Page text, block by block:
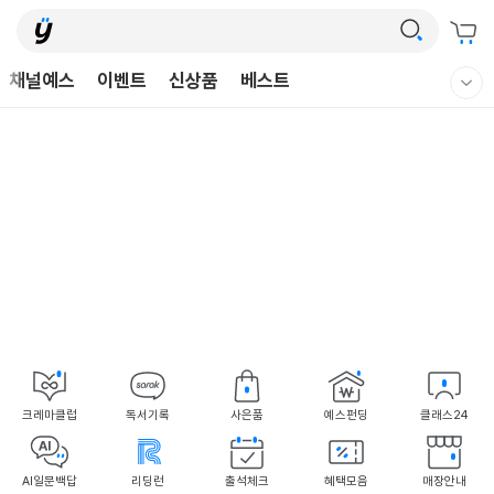
채널예스 이벤트 신상품 베스트
어린이
크레마클럽 독서기록 사은품 예스펀딩 클래스24
AI일문백답 리딩런 출석체크 혜택모음 매장안내